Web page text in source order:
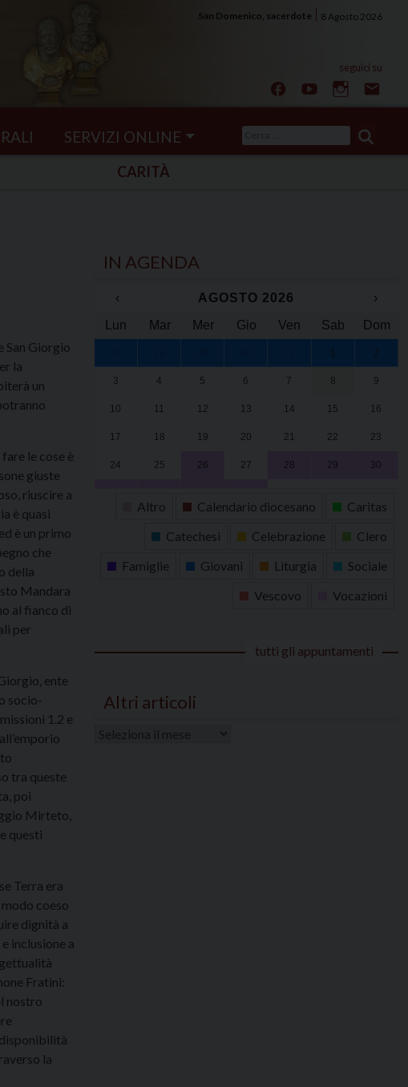
8 Agosto 2026
San Domenico, sacerdote
SERVIZI ONLINE
per:
CARITÀ
San Giorgio
la
un
le cose è
giuste
riuscire a
è quasi
è un primo
che
della
Mandara
al fianco di
per
ente
socio-
1.2 e
tra queste
poi
Mirteto,
questi
Terra era
coeso
dignità a
inclusione a
Fratini:
nostro
la
IN AGENDA
‹ AGOSTO 2026
›
Lun
Mar Mer Gio Ven Sab Dom
1
2
3
4 5 6 7 8 9
10 11 12 13 14 15 16
17 18 19 20 21 22 23
24 25 26 27 28 29 30
Altro Calendario diocesano
Caritas
Catechesi
Celebrazione
Clero
Famiglie
Giovani Liturgia
Sociale
Vescovo
Vocazioni
tutti gli appuntamenti
Altri articoli